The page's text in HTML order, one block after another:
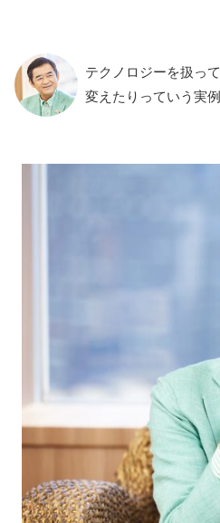
テクノロジーを扱っ
変えたりっていう実